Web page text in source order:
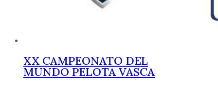
XX CAMPEONATO DEL
MUNDO PELOTA VASCA